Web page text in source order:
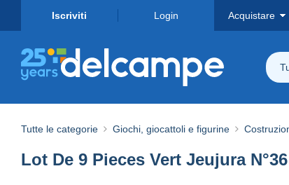
Iscriviti Login Acquistare
Tutte le categorie Giochi, giocattoli e figurine
Lot De 9 Pieces Vert Jeujura N°36